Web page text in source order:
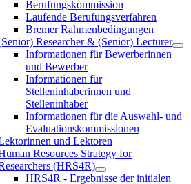
Berufungskommission
Laufende Berufungsverfahren
Bremer Rahmenbedingungen
Researcher & (Senior) Lecturer
Informationen für Bewerberinnen
und Bewerber
Informationen für
Stelleninhaberinnen und
Stelleninhaber
Informationen für die Auswahl- und
Evaluationskommissionen
und Lektoren
Resources Strategy for
(HRS4R)
HRS4R - Ergebnisse der initialen